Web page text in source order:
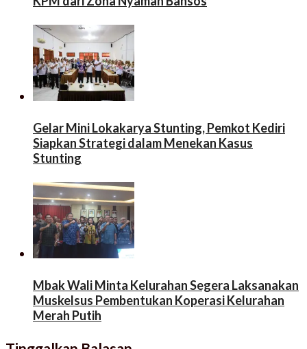
Gelar Mini Lokakarya Stunting, Pemkot Kediri
Siapkan Strategi dalam Menekan Kasus
Stunting
Mbak Wali Minta Kelurahan Segera Laksanakan
Muskelsus Pembentukan Koperasi Kelurahan
Merah Putih